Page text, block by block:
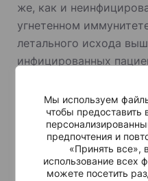
Мы используем
чтобы
предпочтения и
«Принять все»,
использование всех
можете посетить
же, как и
угнетенном
летального исхода
инфицированных
(иммуногенность),
ослабевает быстрее.
Медицинский центр
испытание вакцины